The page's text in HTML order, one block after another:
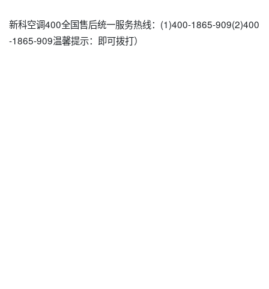
新科空调400全国售后统一服务热线：(1)400-1865-909(2)400
-1865-909温馨提示：即可拨打）